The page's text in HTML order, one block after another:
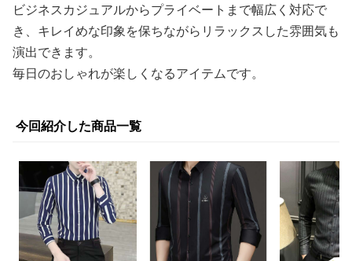
ビジネスカジュアルからプライベートまで幅広く対応で
き、キレイめな印象を保ちながらリラックスした雰囲気も
演出できます。
毎日のおしゃれが楽しくなるアイテムです。
今回紹介した商品一覧